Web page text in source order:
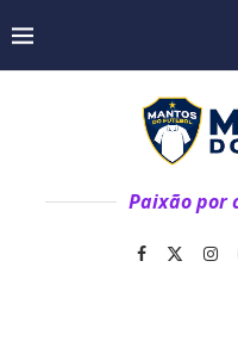
Paixão por